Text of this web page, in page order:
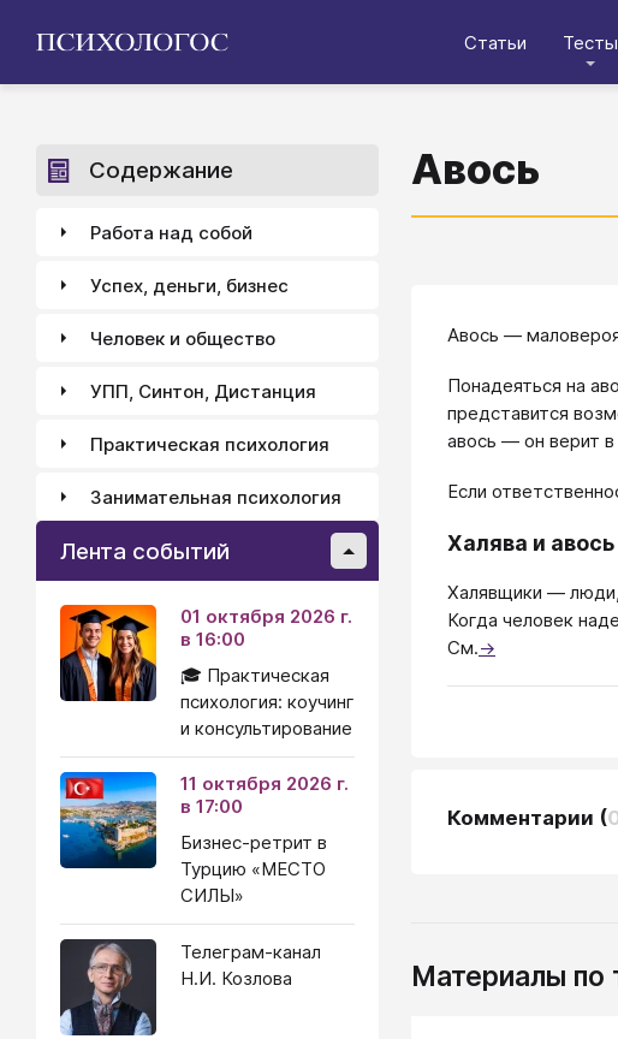
Статьи Тесты
Авось
Авось —
Понадеяться на
представится
авось — он верит в
Если
Халява и авось
Халявщики — люди,
Когда человек
См.→
Комментарии (
Материалы по
Содержание
Работа над собой
Успех, деньги, бизнес
Человек и общество
УПП, Синтон, Дистанция
Практическая психология
Занимательная психология
Лента событий
01 октября 2026 г.
в 16:00
🎓 Практическая
психология: коучинг
и консультирование
11 октября 2026 г.
в 17:00
Бизнес-ретрит в
Турцию «МЕСТО
СИЛЫ»
Телеграм-канал
Н.И. Козлова